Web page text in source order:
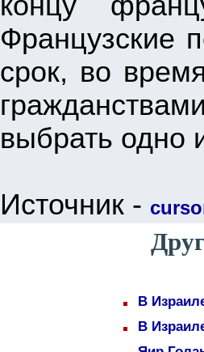
Французские
срок, во
выбрать одно
Источник -
В
В